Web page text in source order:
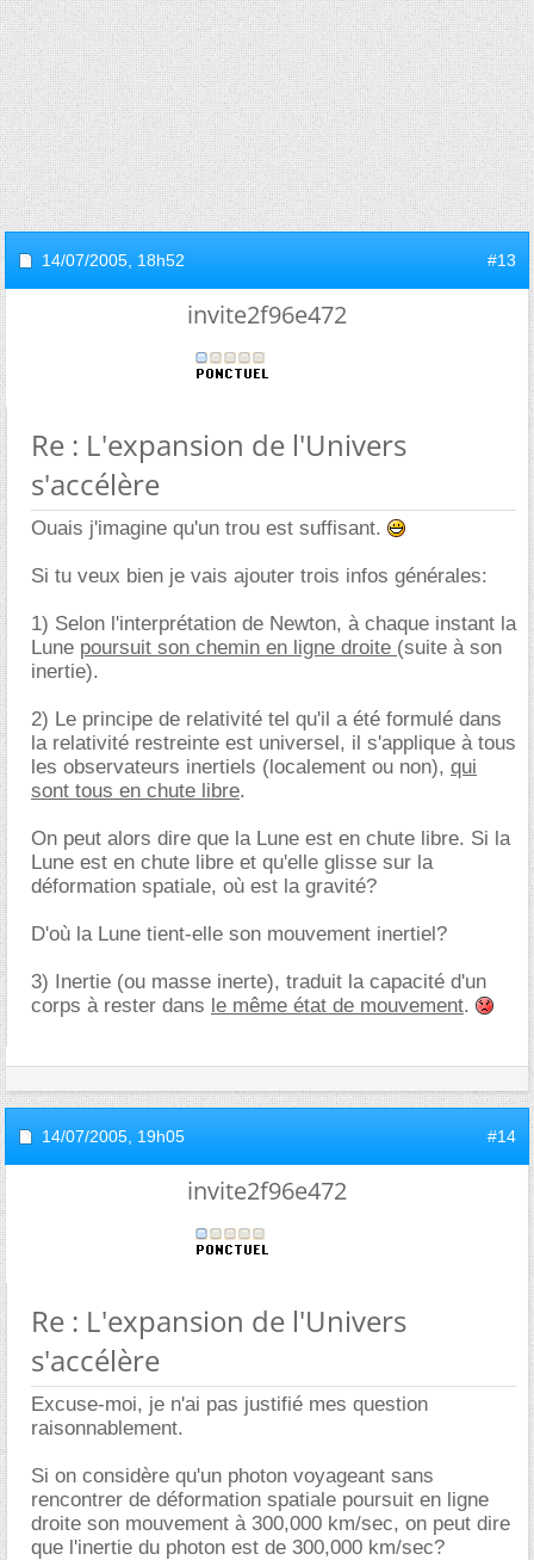
14/07/2005, 18h52 #13
invite2f96e472
Re : L'expansion de l'Univers
s'accélère
Ouais j'imagine qu'un trou est suffisant.
Si tu veux bien je vais ajouter trois infos générales:
1) Selon l'interprétation de Newton, à chaque instant la
Lune poursuit son chemin en ligne droite (suite à son
inertie).
2) Le principe de relativité tel qu'il a été formulé dans
la relativité restreinte est universel, il s'applique à tous
les observateurs inertiels (localement ou non), qui
sont tous en chute libre.
On peut alors dire que la Lune est en chute libre. Si la
Lune est en chute libre et qu'elle glisse sur la
déformation spatiale, où est la gravité?
D'où la Lune tient-elle son mouvement inertiel?
3) Inertie (ou masse inerte), traduit la capacité d'un
corps à rester dans le même état de mouvement.
14/07/2005, 19h05 #14
invite2f96e472
Re : L'expansion de l'Univers
s'accélère
Excuse-moi, je n'ai pas justifié mes question
raisonnablement.
Si on considère qu'un photon voyageant sans
rencontrer de déformation spatiale poursuit en ligne
droite son mouvement à 300,000 km/sec, on peut dire
que l'inertie du photon est de 300,000 km/sec?